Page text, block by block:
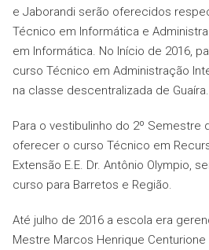
e Jaborandi serão oferecidos
Técnico em Informática e
em Informática. No Início de 2016,
curso Técnico em Administração
na classe descentralizada de Guaíra.
Para o vestibulinho do 2º Semestre
oferecer o curso Técnico em
Extensão E.E. Dr. Antônio Olympio,
curso para Barretos e Região.
Até julho de 2016 a escola era
Mestre Marcos Henrique